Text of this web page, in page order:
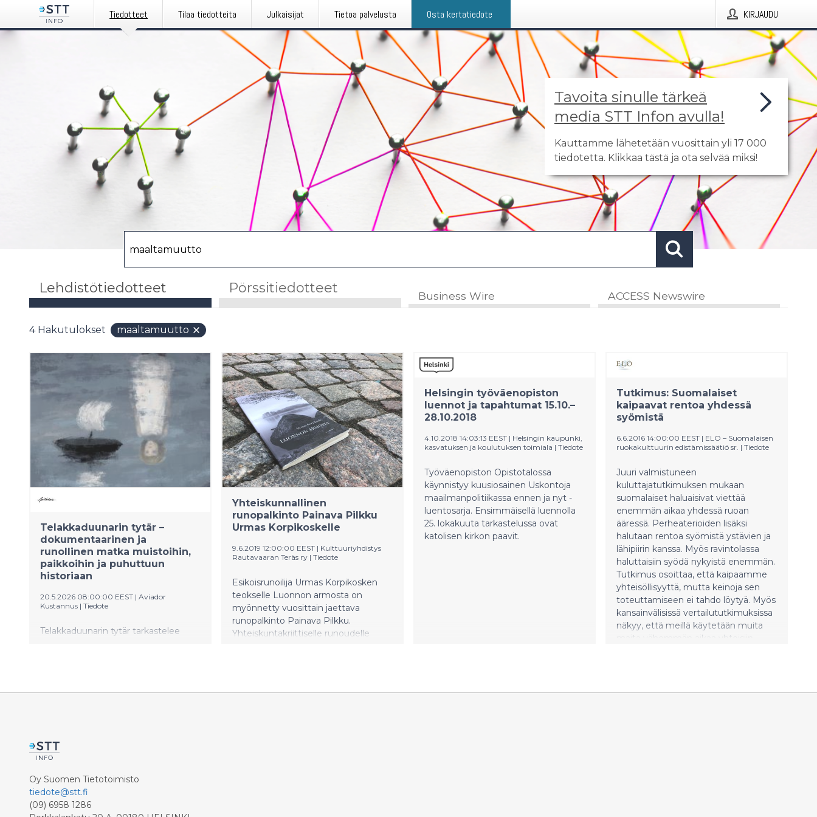
Tiedotteet Tilaa tiedotteita Julkaisijat Tietoa palvelusta Osta kertatiedote KIRJAUDU
Tavoita sinulle tärkeä
media STT Infon avulla!
Kauttamme lähetetään vuosittain yli 17 000
tiedotetta. Klikkaa tästä ja ota selvää miksi!
Lehdistötiedotteet Pörssitiedotteet Business Wire ACCESS Newswire
4 Hakutulokset maaltamuutto
Telakkaduunarin tytär –
dokumentaarinen ja
runollinen matka muistoihin,
paikkoihin ja puhuttuun
historiaan
20.5.2026 08:00:00 EEST | Aviador
Kustannus | Tiedote
Telakkaduunarin tytär tarkastelee
sukupolven kokemuksia.
Yhteiskunnallinen
runopalkinto Painava Pilkku
Urmas Korpikoskelle
9.6.2019 12:00:00 EEST | Kulttuuriyhdistys
Rautavaaran Teräs ry | Tiedote
Esikoisrunoilija Urmas Korpikosken
teokselle Luonnon armosta on
myönnetty vuosittain jaettava
runopalkinto Painava Pilkku.
Yhteiskuntakriittiselle runoudelle
Helsingin työväenopiston
luennot ja tapahtumat 15.10.–
28.10.2018
4.10.2018 14:03:13 EEST | Helsingin kaupunki,
kasvatuksen ja koulutuksen toimiala | Tiedote
Työväenopiston Opistotalossa
käynnistyy kuusiosainen Uskontoja
maailmanpolitiikassa ennen ja nyt -
luentosarja. Ensimmäisellä luennolla
25. lokakuuta tarkastelussa ovat
katolisen kirkon paavit.
Tutkimus: Suomalaiset
kaipaavat rentoa yhdessä
syömistä
6.6.2016 14:00:00 EEST | ELO – Suomalaisen
ruokakulttuurin edistämissäätiö sr.​ | Tiedote
Juuri valmistuneen
kuluttajatutkimuksen mukaan
suomalaiset haluaisivat viettää
enemmän aikaa yhdessä ruoan
ääressä. Perheaterioiden lisäksi
halutaan rentoa syömistä ystävien ja
lähipiirin kanssa. Myös ravintolassa
haluttaisiin syödä nykyistä enemmän.
Tutkimus osoittaa, että kaipaamme
yhteisöllisyyttä, mutta keinoja sen
toteuttamiseen ei tahdo löytyä. Myös
kansainvälisissä vertailututkimuksissa
näkyy, että meillä käytetään muita
maita vähemmän aikaa yhteisiin
Oy Suomen Tietotoimisto
tiedote@stt.fi
(09) 6958 1286